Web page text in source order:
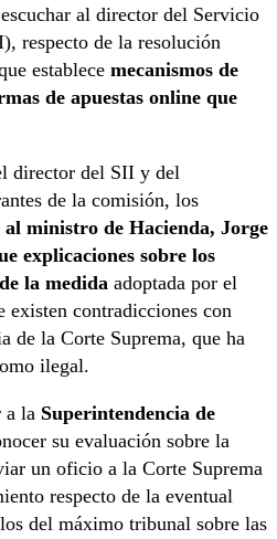
al director del Servicio
respecto de la resolución
establece mecanismos de
de apuestas online que
director del SII y del
de la comisión, los
ministro de Hacienda, Jorge
explicaciones sobre los
la medida adoptada por el
existen contradicciones con
de la Corte Suprema, que ha
ilegal.
a la Superintendencia de
su evaluación sobre la
un oficio a la Corte Suprema
respecto de la eventual
del máximo tribunal sobre las